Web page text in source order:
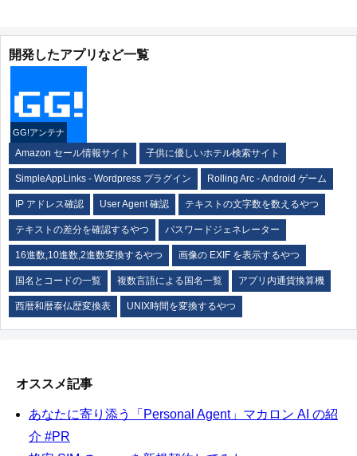
開発したアプリなど一覧
GG!アンテナ
Amazon セール情報サイト 子供に優しいホテル検索サイト
SimpleAppLinks - Wordpress プラグイン Rolling Arc - Android ゲーム
IP アドレス確認 User Agent 確認 テキストの文字数を数えるやつ
テキストの差分を確認するやつ パスワードジェネレーター
16進数,10進数,2進数変換するやつ 画像の EXIF を表示するやつ
国名とコードの一覧 複数言語による国名一覧 アプリ内通貨換算機
西暦和暦泰仏歴変換表 UNIX時間を変換するやつ
オススメ記事
あなたに寄り添う「Personal Agent」マカロン AI の紹
介 #PR